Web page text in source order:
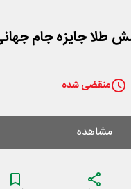
طلا جایزه جام
منقضی شده
مشاهده